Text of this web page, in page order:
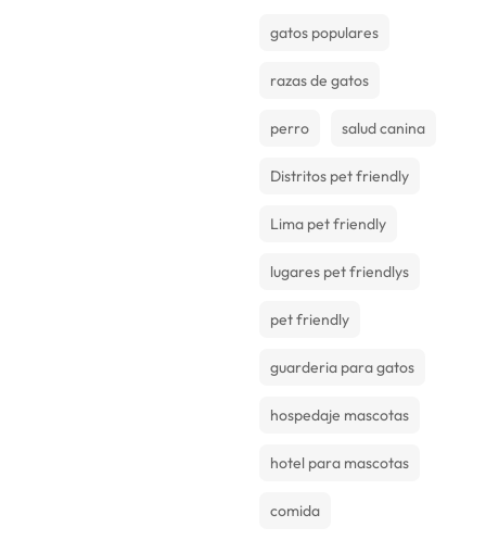
gatos populares
razas de gatos
perro salud canina
Distritos pet friendly
Lima pet friendly
lugares pet friendlys
pet friendly
guarderia para gatos
hospedaje mascotas
hotel para mascotas
comida